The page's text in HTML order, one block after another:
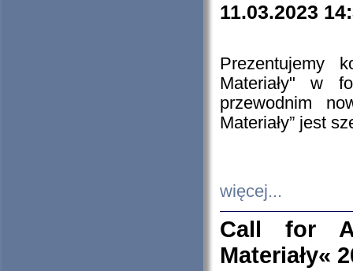
11.03.2023
Prezentujemy
Materiały" w
przewodnim
Materiały” jest
więcej...
Call for
Materiały«